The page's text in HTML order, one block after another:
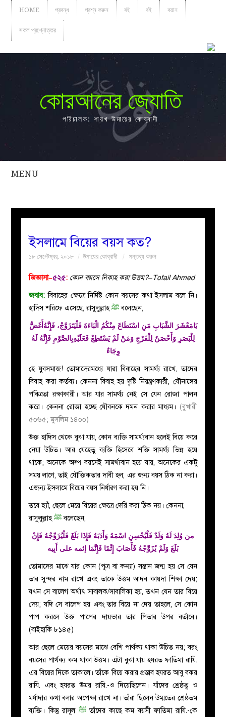
HOME প্রবন্ধ প্রশ্ন করুন বই বই বয়ান
সকল প্রশ্নোত্তর
কোরআনের জ্যোতি
পরিচালক: শায়খ উমায়ের কোব্বাদী
MENU
সকল
বয়ান
নারীদের
পাতা
ইসলাহী
প্রশ্ন
করুন
ইসলামে বিয়ের বয়স কত?
১৮ সেপ্টেম্বর, ২০১৮ উমায়ের কোব্বাদী মন্তব্য করুন
জিজ্ঞাসা–৫২৫: কোন বয়সে নিকাহ করা উত্তম?–Tofail Ahmed
জবাব: বিবাহের ক্ষেত্রে নির্দিষ্ট কোন বয়সের কথা ইসলাম বলে নি।
হাদিস শরিফে এসেছে, রাসুলুল্লাহﷺবলেছেন,
ﻳَﺎﻣَﻌْﺸَﺮَ ﺍﻟﺸَّﺒَﺎﺏِ ﻣَﻦِ ﺍﺳْﺘَﻄَﺎﻉَ ﻣِﻨْﻜُﻢُ ﺍﻟْﺒَﺎﺀَﺓَ ﻓَﻠْﻴَﺘَﺰَﻭَّﺝْ، ﻓَﺈِﻧَّﻪُﺃَﻏَﺾُّ
ﻟِﻠْﺒَﺼَﺮِ ﻭَﺃَﺣْﺼَﻦُ ﻟِﻠْﻔَﺮْﺝِ ﻭَﻣَﻦْ ﻟَﻢْ ﻳَﺴْﺘَﻄِﻊْ ﻓَﻌَﻠَﻴْﻪِﺑِﺎﻟﺼَّﻮْﻡِ ﻓَﺈِﻧَّﻪُ ﻟَﻪُ
ﻭِﺟَﺎﺀٌ
হে যুবসমাজ! তোমাদেরমধ্যে যারা বিবাহের সামর্থ্য রাখে, তাদের
বিবাহ করা কর্তব্য। কেননা বিবাহ হয় দৃষ্টি নিয়ন্ত্রণকারী, যৌনাঙ্গের
পবিত্রতা রক্ষাকারী। আর যার সামর্থ্য নেই সে যেন রোজা পালন
করে। কেননা রোজা হচ্ছে যৌবনকে দমন করার মাধ্যম। (বুখারী
৫০৬৫; মুসলিম ১৪০০)
উক্ত হাদিস থেকে বুঝা যায়, কোন ব্যক্তি সামর্থ্যবান হলেই বিয়ে করে
নেয়া উচিত। আর যেহেতু ব্যক্তি হিসেবে শক্তি সামর্থ্য ভিন্ন হয়ে
থাকে; অনেকে অল্প বয়সেই সামর্থ্যবান হয়ে যায়, অনেকের একটু
সময় লাগে, তাই যৌক্তিকতার দাবী হল, এর জন্য বয়স ঠিক না করা।
এজন্য ইসলামে বিয়ের বয়স নির্ধারণ করা হয় নি।
তবে হ্যাঁ, ছেলে মেয়ে বিয়ের ক্ষেত্রে দেরি করা ঠিক নয়। কেননা,
রাসুলুল্লাহﷺবলেছেন,
من وُلِدَ لَهُ وَلَدٌ فَلْيُحْسِنِ اسْمَهُ وَأَدَبَهُ فَإِذَا بَلَغَ فَلْيُزَوِّجْهُ فَإِنْ
بَلَغَ وَلَمْ يُزَوِّجْهُ فَأَصَابَ إِثْمًا فَإِنَّمَا إثمه على أَبِيه
তোমাদের মাঝে যার কোন (পুত্র বা কন্যা) সন্তান জন্ম হয় সে যেন
তার সুন্দর নাম রাখে এবং তাকে উত্তম আদব কায়দা শিক্ষা দেয়;
যখন সে বালেগ অর্থাৎ সাবালক/সাবালিকা হয়, তখন যেন তার বিয়ে
দেয়; যদি সে বালেগ হয় এবং তার বিয়ে না দেয় তাহলে, সে কোন
পাপ করলে উক্ত পাপের দায়ভার তার পিতার উপর বর্তাবে।
(বাইহাকি ৮১৪৫)
আরছেলে মেয়ের বয়সের মাঝে বেশি পার্থক্য থাকা উচিত নয়; বরং
বয়সের পার্থক্য কম থাকা উত্তম। এটা বুঝা যায় হযরত ফাতিমা রাযি.
এর বিয়ের দিকে তাকালে। তাঁকে বিয়ে করার প্রস্তাব হযরত আবু বকর
রাযি. এবং হযরত উমর রাযি.-ও দিয়েছিলেন। যাঁদের শ্রেষ্ঠত্ব ও
মর্যাদার কথা বলার অপেক্ষা রাখে না। তাঁরা ছিলেন উম্মতের শ্রেষ্ঠতম
ব্যক্তি। কিন্তু রাসূল ﷺতাঁদের কাছে কম বয়সী ফাতিমা রাযি.-কে